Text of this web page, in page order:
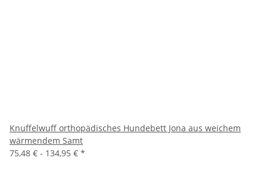
Knuffelwuff orthopädisches Hundebett Jona aus weichem
wärmendem Samt
75,48 € - 134,95 € *